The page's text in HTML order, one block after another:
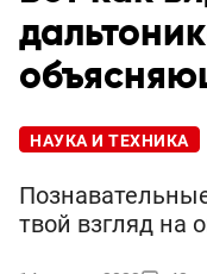
НАУКА И ТЕХНИКА
твой взгляд на